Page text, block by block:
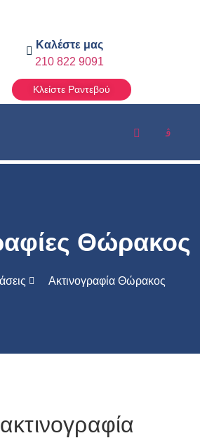
Καλέστε μας
210 822 9091
Κλείστε Ραντεβού
Θώρακος
Ακτινογραφία Θώρακος